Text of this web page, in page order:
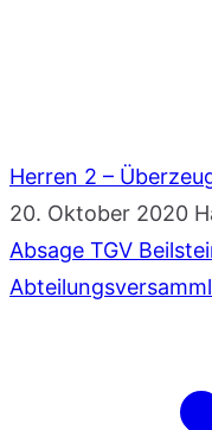
Herren 2 –
20. Oktober 2020
Absage TGV